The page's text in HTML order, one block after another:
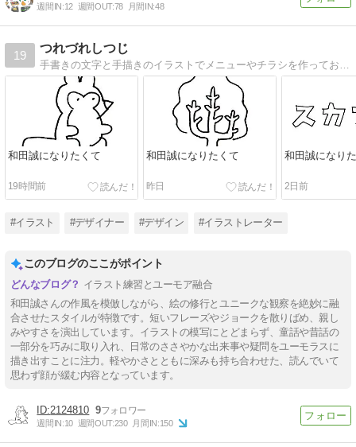
週間IN:12 週間OUT:78 月間IN:48
19
つれづれしつじ
和田誠になりたくて
19時間前
和田誠になりたくて
昨日
和田誠になり
2日前
#イラスト #デザイナー #デザイン #イラストレーター
このブログのここがポイント
イラスト練習とユーモア融合
和田誠さんの作風を模倣しながら、絵の修行とユニークな観察を絶妙に融
合させたスタイルが特徴です。短いフレーズやジョークを散りばめ、親し
みやすさを演出しています。イラストの模写にとどまらず、童話や昔話の
一部分を巧みに取り入れ、日常のささやかな出来事や疑問をユーモラスに
描き出すことに注力。軽やかさとともに深みも持ち合わせた、読んでいて
思わず顔が緩む内容となっています。
2124810 9
週間IN:10 週間OUT:230 月間IN:150